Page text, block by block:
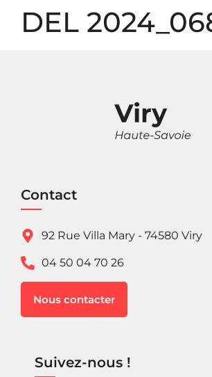
DEL
Contact
92 Rue Villa Mary - 74580 Viry
04 50 04 70 26
Nous contacter
Suivez-nous !